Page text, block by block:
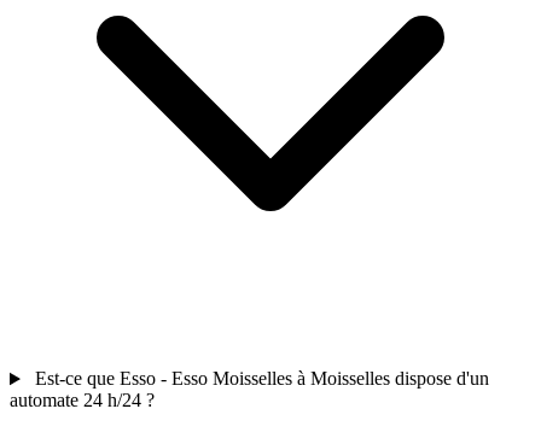
Est-ce que Esso - Esso Moisselles à Moisselles dispose d'un
automate 24 h/24 ?